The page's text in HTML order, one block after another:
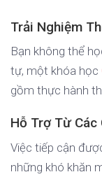
Trải Nghiệm
Bạn không thể
tự, một khóa học
gồm thực hành
Hỗ Trợ Từ Các
Việc tiếp cận
những khó khăn